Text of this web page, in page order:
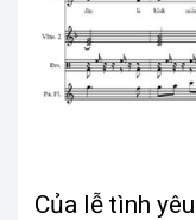
Của lễ tình